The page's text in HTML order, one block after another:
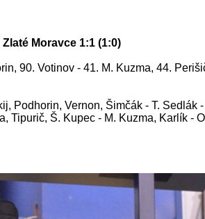
Moravce 1:1 (1:0)
90. Votinov - 41. M. Kuzma, 44.
Podhorin, Vernon, Šimčák - T.
Tipurič, Š. Kupec - M. Kuzma, Karlík -